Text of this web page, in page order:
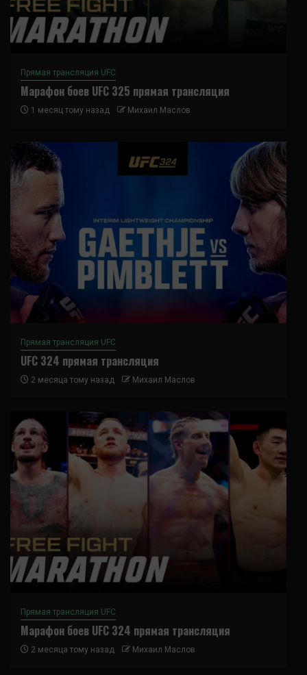
Прямая трансляция UFC
Марафон боев UFC 325 прямая трансляция
1 месяц тому назад Михаил Маслов
Прямая трансляция UFC
UFC 324 прямая трансляция
2 месяца тому назад Михаил Маслов
Прямая трансляция UFC
Марафон боев UFC 324 прямая трансляция
2 месяца тому назад Михаил Маслов